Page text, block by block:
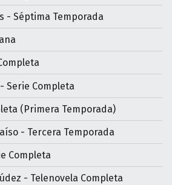
- Séptima Temporada
Serie Completa
(Primera Temporada)
- Tercera Temporada
Completa
- Telenovela Completa